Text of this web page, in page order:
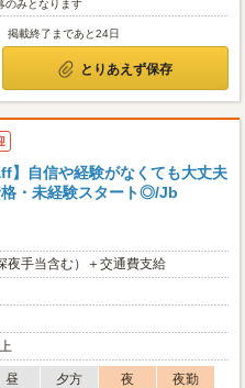
のみとなります
掲載終了まであと24日
とりあえず保存
】自信や経験がなくても大丈夫
・未経験スタート◎/Jb
夜手当含む）＋交通費支給
昼 夕方 夜
夜勤